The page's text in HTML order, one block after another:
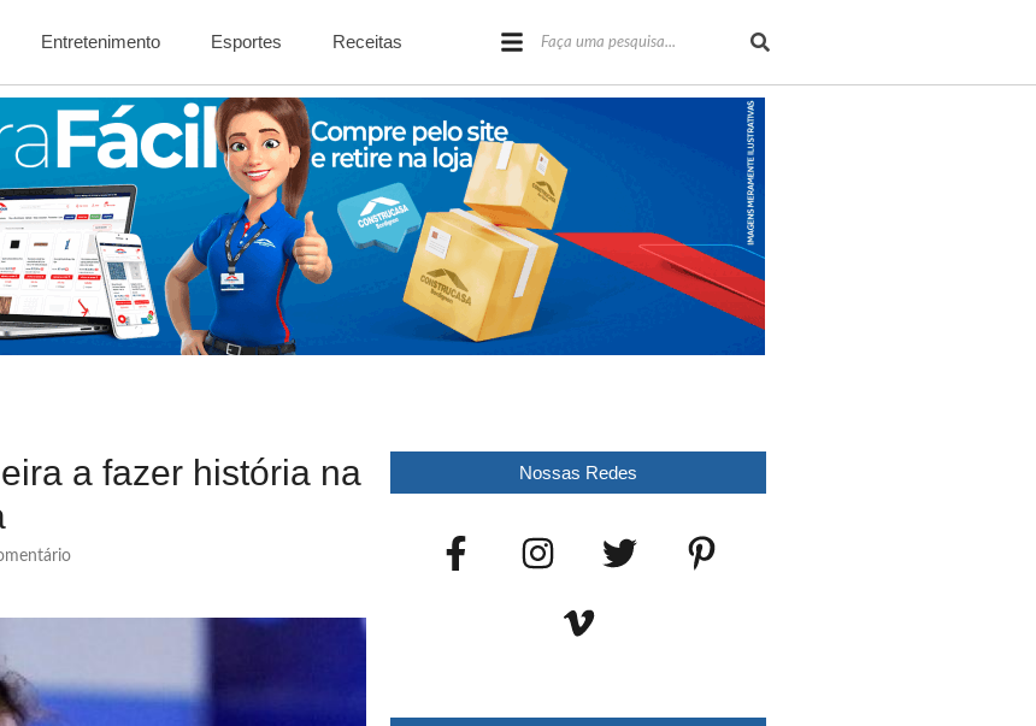
Entretenimento Esportes Receitas
a fazer história na
Nossas Redes